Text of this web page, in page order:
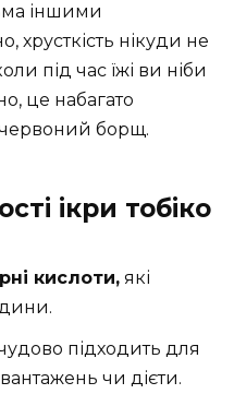
іншими
хрусткість нікуди не
під час їжі ви ніби
це набагато
червоний борщ.
ікри тобіко
кислоти, які
підходить для
чи дієти.